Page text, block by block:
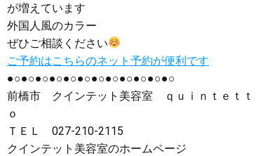
が増えています
外国人風のカラー
ぜひご相談ください
ご予約はこちらのネット予約が便利です
●○●○●○●○●○●○●○●○●○●○●○●○
前橋市 クインテット美容室 ｑｕｉｎｔｅｔｔ
ｏ
ＴＥＬ 027-210-2115
クインテット美容室のホームページ